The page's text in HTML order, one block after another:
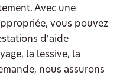
Avec une
vous pouvez
d'aide
la lessive, la
nous assurons